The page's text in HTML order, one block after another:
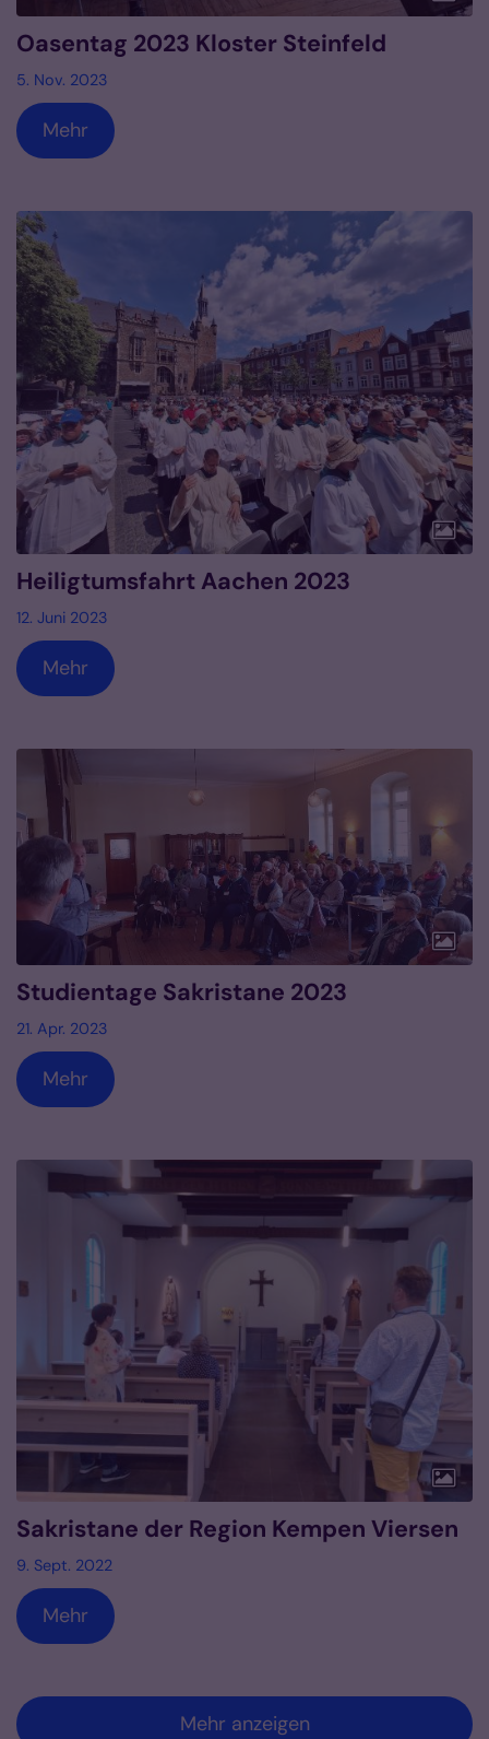
Oasentag 2023 Kloster Steinfeld
5. Nov. 2023
Mehr
Heiligtumsfahrt Aachen 2023
12. Juni 2023
Mehr
Studientage Sakristane 2023
21. Apr. 2023
Mehr
Sakristane der Region Kempen Viersen
9. Sept. 2022
Mehr
Mehr anzeigen